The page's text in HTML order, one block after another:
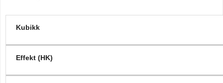
Kubikk
Effekt (HK)